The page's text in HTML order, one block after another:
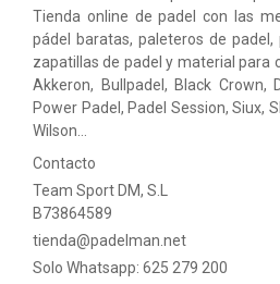
Tienda online de padel con las
pádel baratas, paleteros de
zapatillas de padel y material para
Akkeron, Bullpadel, Black Crown,
Power Padel, Padel Session, Siux,
Wilson…
Contacto
Team Sport DM, S.L
B73864589
tienda@padelman.net
Solo Whatsapp: 625 279 200